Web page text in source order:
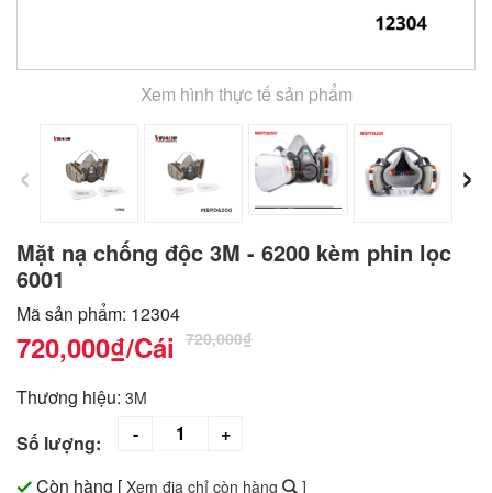
Xem hình thực tế sản phẩm
‹ ›
Mặt nạ chống độc 3M - 6200 kèm phin lọc
6001
Mã sản phẩm: 12304
720,000₫/Cái 720,000₫
Thương hiệu: 3M
Số lượng:
Còn hàng [ Xem địa chỉ còn hàng ]